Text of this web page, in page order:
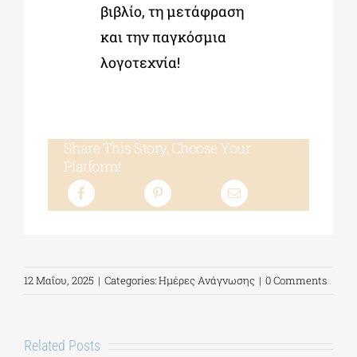
βιβλίο, τη μετάφραση
και την παγκόσμια
λογοτεχνία!
Share This Story, Choose Your
Platform!
12 Μαΐου, 2025 | Categories:Ημέρες Ανάγνωσης | 0 Comments
Related Posts